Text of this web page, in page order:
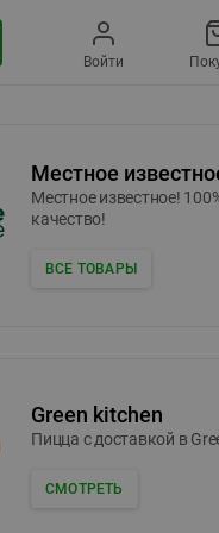
Войти
Местное
Местное известное!
качество!
ВСЕ ТОВАРЫ
Green kitchen
Пицца c доставкой в
СМОТРЕТЬ